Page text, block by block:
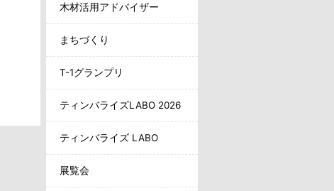
木材活用アドバイザー
まちづくり
T-1グランプリ
ティンバライズLABO 2026
ティンバライズ LABO
展覧会